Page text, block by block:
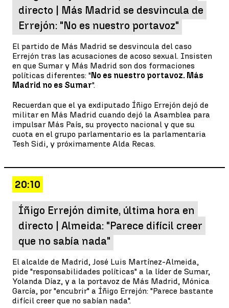
directo | Más Madrid se desvincula de
Errejón: "No es nuestro portavoz"
El partido de Más Madrid se desvincula del caso
Errejón tras las acusaciones de acoso sexual. Insisten
en que Sumar y Más Madrid son dos formaciones
políticas diferentes: " No es nuestro portavoz. Más
Madrid no es Sumar".
Recuerdan que el ya exdiputado Íñigo Errejón dejó de
militar en Más Madrid cuando dejó la Asamblea para
impulsar Más País, su proyecto nacional y que su
cuota en el grupo parlamentario es la parlamentaria
Tesh Sidi, y próximamente Alda Recas.
20:10
Íñigo Errejón dimite, última hora en
directo | Almeida: "Parece difícil creer
que no sabía nada"
El alcalde de Madrid, José Luis Martínez-Almeida,
pide "responsabilidades políticas" a la líder de Sumar,
Yolanda Díaz, y a la portavoz de Más Madrid, Mónica
García, por "encubrir" a Íñigo Errejón: "Parece bastante
difícil creer que no sabían nada".